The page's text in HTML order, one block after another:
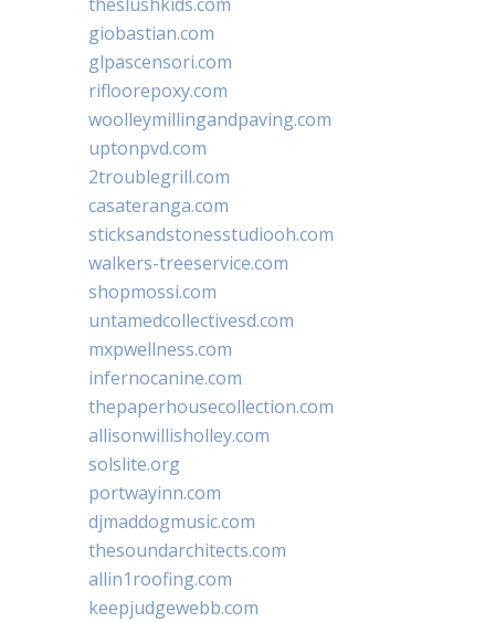
giobastian.com
glpascensori.com
rifloorepoxy.com
woolleymillingandpaving.com
uptonpvd.com
2troublegrill.com
casateranga.com
sticksandstonesstudiooh.com
walkers-treeservice.com
shopmossi.com
untamedcollectivesd.com
mxpwellness.com
infernocanine.com
thepaperhousecollection.com
allisonwillisholley.com
solslite.org
portwayinn.com
djmaddogmusic.com
thesoundarchitects.com
allin1roofing.com
keepjudgewebb.com